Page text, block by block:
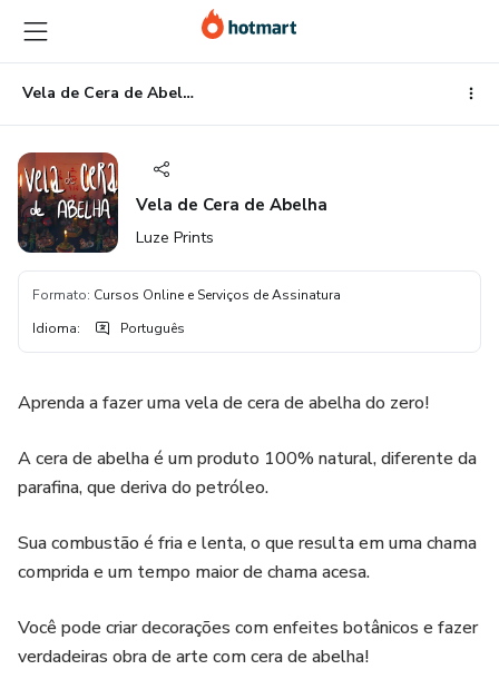
para
o
conteúdo
principal
para
o
pagamento
para
o
rodapé
Vela de Cera de Abelha
Vela de Cera de Abelha
Luze Prints
Formato: Cursos Online e Serviços de Assinatura
Idioma: Português
Aprenda a fazer uma vela de cera de abelha do zero!
A cera de abelha é um produto 100% natural, diferente da
parafina, que deriva do petróleo.
Sua combustão é fria e lenta, o que resulta em uma chama
comprida e um tempo maior de chama acesa.
Você pode criar decorações com enfeites botânicos e fazer
verdadeiras obra de arte com cera de abelha!